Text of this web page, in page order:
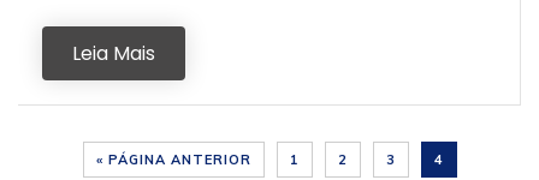
Leia Mais
« PÁGINA ANTERIOR 1 2 3 4